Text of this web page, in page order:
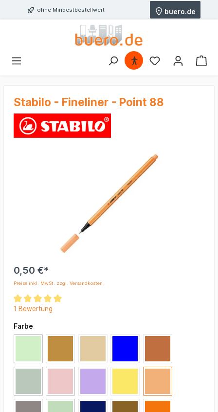
ohne Mindestbestellwert buero.de
Stabilo - Fineliner - Point 88
0,50 €*
Preise inkl. MwSt. zzgl. Versandkosten
1 Bewertung
Farbe